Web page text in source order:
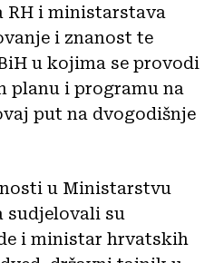
i ministarstava
i znanost te
u kojima se provodi
planu i programu na
put na dvogodišnje
u Ministarstvu
su
i ministar hrvatskih